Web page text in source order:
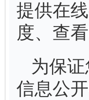
提供在
度、查
为保
信息公